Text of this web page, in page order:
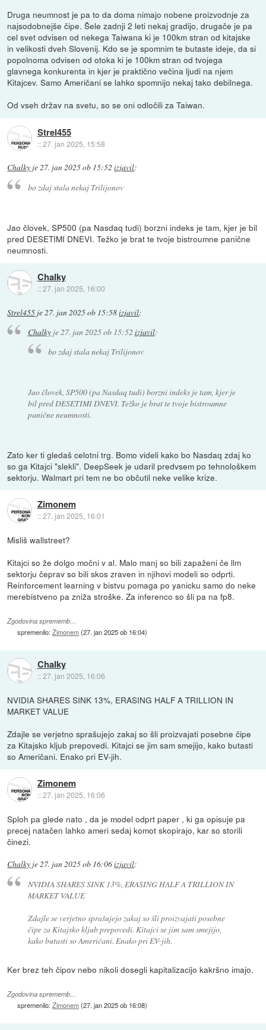
Druga neumnost je pa to da doma nimajo nobene proizvodnje za
najsodobnejše čipe. Šele zadnji 2 leti nekaj gradijo, drugače je pa
cel svet odvisen od nekega Taiwana ki je 100km stran od kitajske
in velikosti dveh Slovenij. Kdo se je spomnim te butaste ideje, da si
popolnoma odvisen od otoka ki je 100km stran od tvojega
glavnega konkurenta in kjer je praktično večina ljudi na njem
Kitajcev. Samo Američani se lahko spomnijo nekaj tako debilnega.
Od vseh držav na svetu, so se oni odločili za Taiwan.
Strel455
::27. jan 2025, 15:58
Chalky je27. jan 2025 ob 15:52 izjavil:
bo zdaj stala nekaj Trilijonov
Jao človek, SP500 (pa Nasdaq tudi) borzni indeks je tam, kjer je bil
pred DESETIMI DNEVI. Težko je brat te tvoje bistroumne panične
neumnosti.
Chalky
::27. jan 2025, 16:00
Strel455 je27. jan 2025 ob 15:58izjavil:
Chalkyje27. jan 2025 ob 15:52 izjavil:
bo zdaj stala nekaj Trilijonov
Jao človek, SP500 (pa Nasdaq tudi) borzni indeks je tam, kjer je
bil pred DESETIMI DNEVI. Težko je brat te tvoje bistroumne
panične neumnosti.
Zato ker ti gledaš celotni trg. Bomo videli kako bo Nasdaq zdaj ko
so ga Kitajci "slekli". DeepSeek je udaril predvsem po tehnološkem
sektorju. Walmart pri tem ne bo občutil neke velike krize.
Zimonem
::27. jan 2025, 16:01
Misliš wallstreet?
Kitajci so že dolgo močni v al. Malo manj so bili zapaženi če llm
sektorju čeprav so bili skos zraven in njihovi modeli so odprti.
Reinforcement learning v bistvu pomaga po yanicku samo do neke
merebistveno pa zniža stroške. Za inferenco so šli pa na fp8.
Zgodovina sprememb…
spremenilo:Zimonem(27. jan 2025 ob 16:04)
Chalky
::27. jan 2025, 16:06
NVIDIA SHARES SINK 13%, ERASING HALF A TRILLION IN
MARKET VALUE
Zdajle se verjetno sprašujejo zakaj so šli proizvajati posebne čipe
za Kitajsko kljub prepovedi. Kitajci se jim sam smejijo, kako butasti
so Američani. Enako pri EV-jih.
Zimonem
::27. jan 2025, 16:06
Sploh pa glede nato , da je model odprt paper , ki ga opisuje pa
precej natačen lahko ameri sedaj komot skopirajo, kar so storili
činezi.
Chalky je27. jan 2025 ob 16:06izjavil:
NVIDIA SHARES SINK 13%, ERASING HALF A TRILLION IN
MARKET VALUE
Zdajle se verjetno sprašujejo zakaj so šli proizvajati posebne
čipe za Kitajsko kljub prepovedi. Kitajci se jim sam smejijo,
kako butasti so Američani. Enako pri EV-jih.
Ker brez teh čipov nebo nikoli dosegli kapitalizacijo kakršno imajo.
Zgodovina sprememb…
spremenilo:Zimonem(27. jan 2025 ob 16:08)